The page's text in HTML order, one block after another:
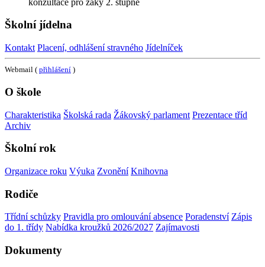
Školní jídelna
Kontakt Placení, odhlášení stravného Jídelníček
Webmail ( přihlášení )
O škole
Charakteristika Školská rada Žákovský parlament Prezentace tříd
Archiv
Školní rok
Organizace roku Výuka Zvonění Knihovna
Rodiče
Třídní schůzky Pravidla pro omlouvání absence Poradenství Zápis
do 1. třídy Nabídka kroužků 2026/2027 Zajímavosti
Dokumenty